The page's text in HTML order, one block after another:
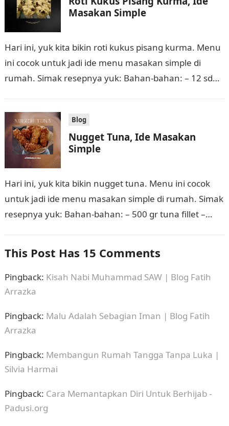
Masakan Simple
Hari ini, yuk kita bikin roti kukus pisang kurma. Menu
ini cocok untuk jadi ide menu masakan simple di
rumah. Simak resepnya yuk: Bahan-bahan: – 12 sdm
Blog
Nugget Tuna, Ide Masakan
Simple
Hari ini, yuk kita bikin nugget tuna. Menu ini cocok
untuk jadi ide menu masakan simple di rumah. Simak
resepnya yuk: Bahan-bahan: – 500 gr tuna fillet –…
This Post Has 15 Comments
Pingback: Kisah Nabi Muhammad SAW | Blog Fatih
Arrazka
Pingback: Malu Adalah Sebagian Iman | Blog Fatih
Arrazka
Pingback: Membangun Rumah Tangga Tanpa Luka |
Silvia Harmai
Pingback: Cara Memantapkan Diri Untuk Berhijab -
Padusi.org